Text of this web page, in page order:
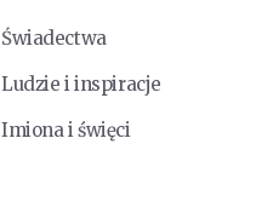
Świadectwa
Ludzie i inspiracje
Imiona i święci